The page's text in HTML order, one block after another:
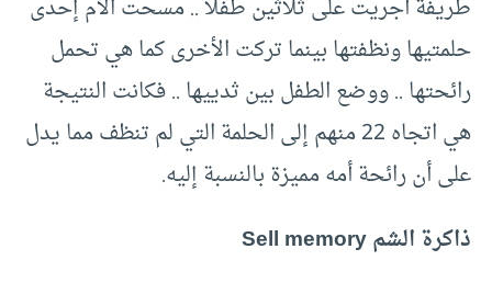
طريفة أجريت على ثلاثين طفلاً .. مسحت الأم إحدى
حلمتيها ونظفتها بينما تركت الأخرى كما هي تحمل
رائحتها .. ووضع الطفل بين ثدييها .. فكانت النتيجة
هي اتجاه 22 منهم إلى الحلمة التي لم تنظف مما يدل
على أن رائحة أمه مميزة بالنسبة إليه.
ذاكرة الشم Sell memory